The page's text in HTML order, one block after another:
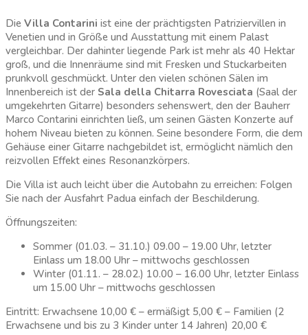
Die Villa Contarini ist eine der prächtigsten Patriziervillen in
Venetien und in Größe und Ausstattung mit einem Palast
vergleichbar. Der dahinter liegende Park ist mehr als 40 Hektar
groß, und die Innenräume sind mit Fresken und Stuckarbeiten
prunkvoll geschmückt. Unter den vielen schönen Sälen im
Innenbereich ist der Sala della Chitarra Rovesciata (Saal der
umgekehrten Gitarre) besonders sehenswert, den der Bauherr
Marco Contarini einrichten ließ, um seinen Gästen Konzerte auf
hohem Niveau bieten zu können. Seine besondere Form, die dem
Gehäuse einer Gitarre nachgebildet ist, ermöglicht nämlich den
reizvollen Effekt eines Resonanzkörpers.
Die Villa ist auch leicht über die Autobahn zu erreichen: Folgen
Sie nach der Ausfahrt Padua einfach der Beschilderung.
Öffnungszeiten:
Sommer (01.03. – 31.10.) 09.00 – 19.00 Uhr, letzter
Einlass um 18.00 Uhr – mittwochs geschlossen
Winter (01.11. – 28.02.) 10.00 – 16.00 Uhr, letzter Einlass
um 15.00 Uhr – mittwochs geschlossen
Eintritt: Erwachsene 10,00 € – ermäßigt 5,00 € – Familien (2
Erwachsene und bis zu 3 Kinder unter 14 Jahren) 20,00 €